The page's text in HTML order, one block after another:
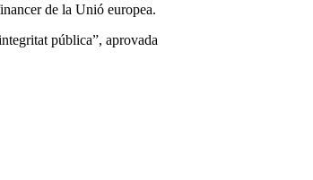
de la Unió europea.
pública”, aprovada